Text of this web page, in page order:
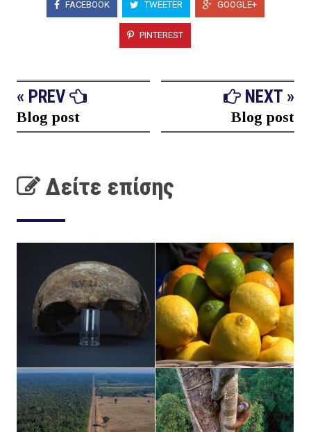
FACEBOOK TWEETER GOOGLE+
PINTEREST
« PREV
Blog post
NEXT »
Blog post
Δείτε επίσης